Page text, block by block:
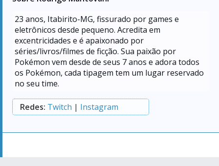
23 anos, Itabirito-MG, fissurado por games e
eletrônicos desde pequeno. Acredita em
excentricidades e é apaixonado por
séries/livros/filmes de ficção. Sua paixão por
Pokémon vem desde de seus 7 anos e adora todos
os Pokémon, cada tipagem tem um lugar reservado
no seu time.
Redes: Twitch | Instagram